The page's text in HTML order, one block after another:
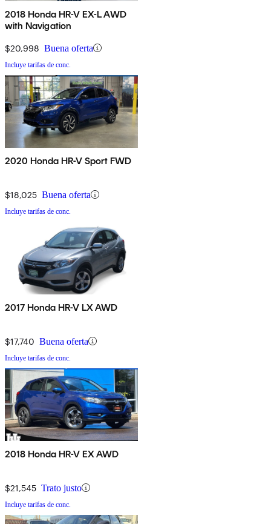
2018 Honda HR-V EX-L AWD
with Navigation
$20,998 Buena oferta
Incluye tarifas de conc.
2020 Honda HR-V Sport FWD
$18,025 Buena oferta
Incluye tarifas de conc.
2017 Honda HR-V LX AWD
$17,740 Buena oferta
Incluye tarifas de conc.
2018 Honda HR-V EX AWD
$21,545 Trato justo
Incluye tarifas de conc.